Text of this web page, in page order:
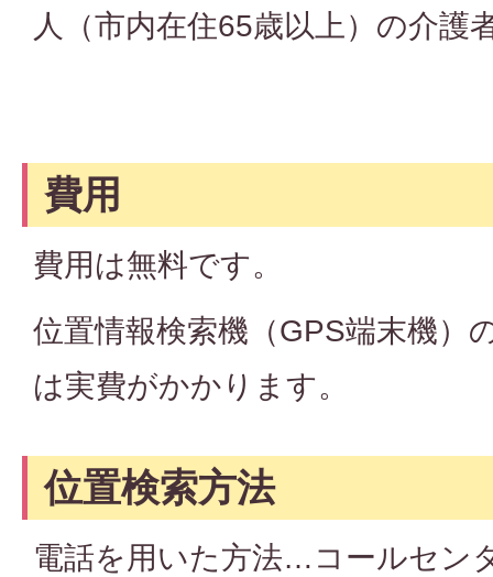
人（市内在住65歳以上）の介護
費用
費用は無料です。
位置情報検索機（GPS端末機）
は実費がかかります。
位置検索方法
電話を用いた方法…コールセン